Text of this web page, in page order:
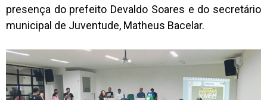
presença do prefeito Devaldo Soares e do secretário
municipal de Juventude, Matheus Bacelar.